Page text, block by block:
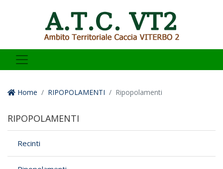
Home RIPOPOLAMENTI Ripopolamenti
RIPOPOLAMENTI
Recinti